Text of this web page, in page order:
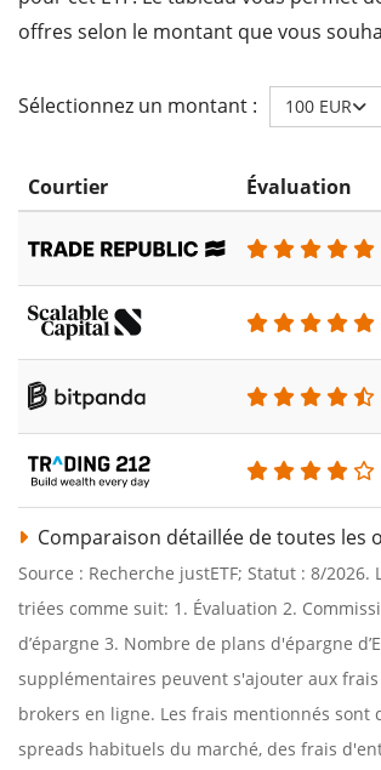
offres selon le montant que vous
Sélectionnez un montant : 100 EUR
Courtier Évaluation
Comparaison détaillée de toutes les
Source : Recherche justETF; Statut : 8/2026.
triées comme suit: 1. Évaluation 2.
d’épargne 3. Nombre de plans d'épargne
supplémentaires peuvent s'ajouter aux
brokers en ligne. Les frais mentionnés sont
spreads habituels du marché, des frais